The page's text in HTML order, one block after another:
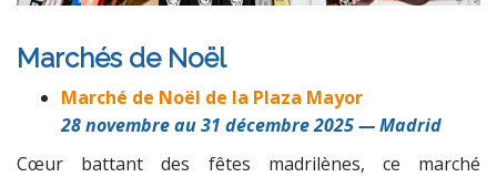
Marchés de Noël
Marché de Noël de la Plaza Mayor
28 novembre au 31 décembre 2025 — Madrid
Cœur battant des fêtes madrilènes, ce marché